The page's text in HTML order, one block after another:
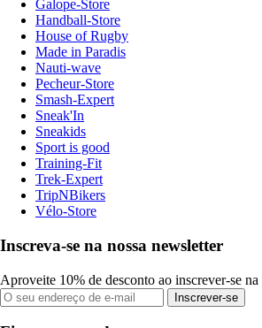
Galope-Store
Handball-Store
House of Rugby
Made in Paradis
Nauti-wave
Pecheur-Store
Smash-Expert
Sneak'In
Sneakids
Sport is good
Training-Fit
Trek-Expert
TripNBikers
Vélo-Store
Inscreva-se na nossa newsletter
Aproveite 10% de desconto ao inscrever-se na
Inscrever-se